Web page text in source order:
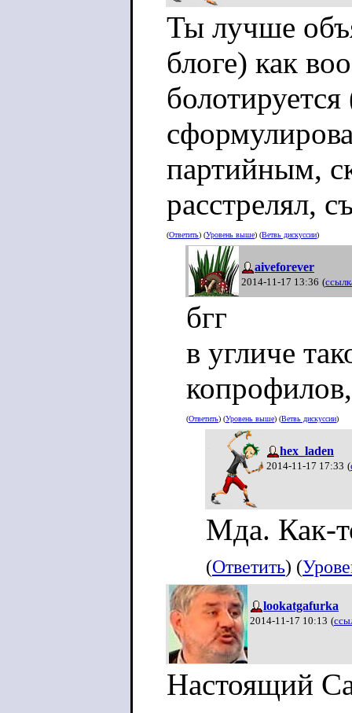
Ты лучше
блоге) как
партийным,
расстрелял,
(Ответить) (Уровень выше) (Ветвь дискуссии)
aiveforever
2014-11-17 13:36 (
бгг
в угличе
(Ответить) (Уровень выше) (Ветвь дискуссии)
hex_laden
2014-11-17 17:33 (
Мда. Как-
(Ответить) (
lookatgafurka
2014-11-17 10:13 (
Настоящий